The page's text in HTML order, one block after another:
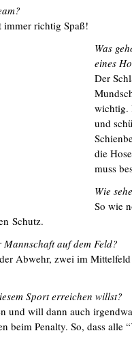
immer richtig Spaß!
Was
eines
Der
wichtig.
und
die
muss
Wie
So wie
Schutz.
auf dem Feld?
Abwehr, zwei im
Sport erreichen willst?
und will dann auch
beim Penalty. So, dass alle